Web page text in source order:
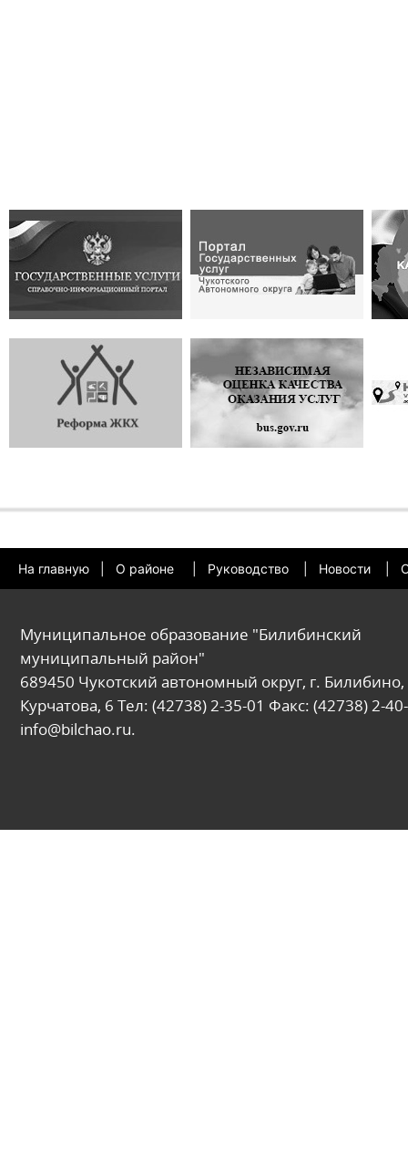
На главную О районе Руководство Новости
Муниципальное образование "Билибинский
муниципальный район"
689450 Чукотский автономный округ, г. Билибино,
Курчатова, 6 Тел: (42738) 2-35-01 Факс: (42738) 2-
info@bilchao.ru.